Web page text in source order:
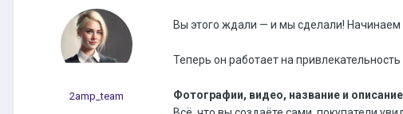
2amp_team
Вы этого ждали — и мы сделали!
Теперь он работает на
Фотографии, видео, название и описание